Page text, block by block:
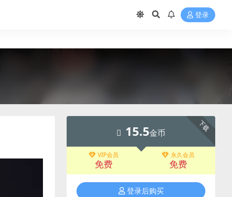
登录
下载
15.5金币
VIP会员
免费
永久会员
免费
登录后购买